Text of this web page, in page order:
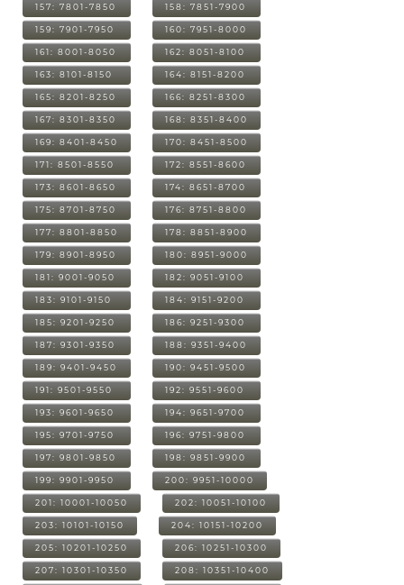
157: 7801-7850 158: 7851-7900
159: 7901-7950 160: 7951-8000
161: 8001-8050 162: 8051-8100
163: 8101-8150 164: 8151-8200
165: 8201-8250 166: 8251-8300
167: 8301-8350 168: 8351-8400
169: 8401-8450 170: 8451-8500
171: 8501-8550 172: 8551-8600
173: 8601-8650 174: 8651-8700
175: 8701-8750 176: 8751-8800
177: 8801-8850 178: 8851-8900
179: 8901-8950 180: 8951-9000
181: 9001-9050 182: 9051-9100
183: 9101-9150 184: 9151-9200
185: 9201-9250 186: 9251-9300
187: 9301-9350 188: 9351-9400
189: 9401-9450 190: 9451-9500
191: 9501-9550 192: 9551-9600
193: 9601-9650 194: 9651-9700
195: 9701-9750 196: 9751-9800
197: 9801-9850 198: 9851-9900
199: 9901-9950 200: 9951-10000
201: 10001-10050 202: 10051-10100
203: 10101-10150 204: 10151-10200
205: 10201-10250 206: 10251-10300
207: 10301-10350 208: 10351-10400